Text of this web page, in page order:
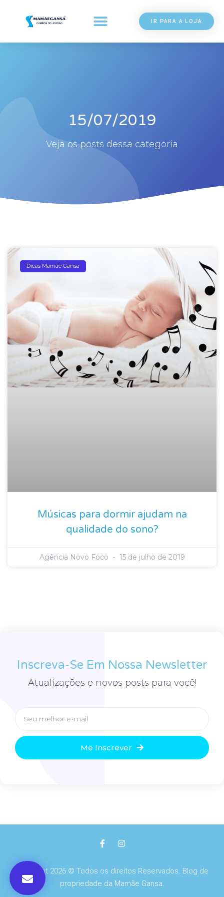
IR PARA A LOJA
15/07/2019
Veja os posts dessa categoria
Dicas Mamãe Gansa
Músicas para dormir ajudam na
qualidade do sono?
Agência Novo Foco 15 de julho de 2019
Inscreva-Se Em Nossa Newsletter
Atualizações e novos posts para você!
Me Inscrever
Copyright 2026 © Todos os direitos Reservados. Blog de
propriedade da Mamãe Gansa.